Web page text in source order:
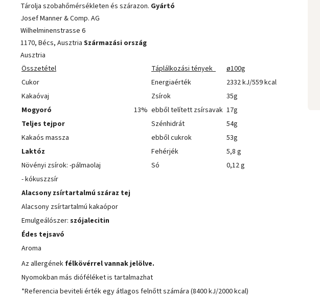
Tárolja szobahőmérsékleten és szárazon. Gyártó
Josef Manner & Comp. AG
Wilhelminenstrasse 6
1170, Bécs, Ausztria Származási ország
Ausztria
Összetétel
Táplálkozási tények
ø100g
Cukor
Energiaérték
2332 kJ/559 kcal
Kakaóvaj
Zsírok
35g
Mogyoró
13% ebből telített zsírsavak 17g
Teljes tejpor
Szénhidrát
54g
Kakaós massza
ebből cukrok
53g
Laktóz
Fehérjék
5,8 g
Növényi zsírok: -pálmaolaj
Só
0,12 g
- kókuszzsír
Alacsony zsírtartalmú száraz tej
Alacsony zsírtartalmú kakaópor
Emulgeálószer: szójalecitin
Édes tejsavó
Aroma
Az allergének félkövérrel vannak jelölve.
Nyomokban más dióféléket is tartalmazhat
*Referencia beviteli érték egy átlagos felnőtt számára (8400 kJ/2000 kcal)